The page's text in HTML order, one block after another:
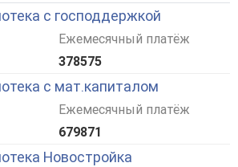
с господдержкой
Ежемесячный платёж
378575
с мат.капиталом
Ежемесячный платёж
679871
Новостройка